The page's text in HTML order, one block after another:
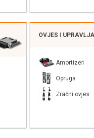
OVJES I
Amortizeri
Opruga
Zračni ovjes